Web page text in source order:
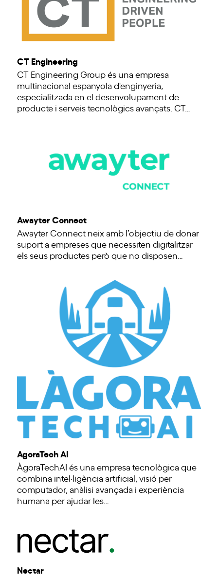
CT Engineering
CT Engineering Group és una empresa
multinacional espanyola d'enginyeria,
especialitzada en el desenvolupament de
producte i serveis tecnològics avançats. CT…
Awayter Connect
Awayter Connect neix amb l’objectiu de donar
suport a empreses que necessiten digitalitzar
els seus productes però que no disposen…
AgoraTech AI
ÀgoraTechAI és una empresa tecnològica que
combina intel·ligència artificial, visió per
computador, anàlisi avançada i experiència
humana per ajudar les…
Nectar